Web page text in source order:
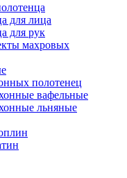
для лица
для рук
махровых
полотенец
вафельные
льняные